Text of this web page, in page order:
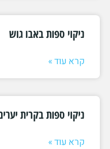
ניקוי ספות באבו גוש
קרא עוד »
ניקוי ספות בקרית יערים
קרא עוד »